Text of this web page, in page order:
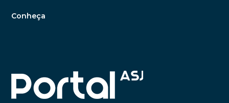
Conheça